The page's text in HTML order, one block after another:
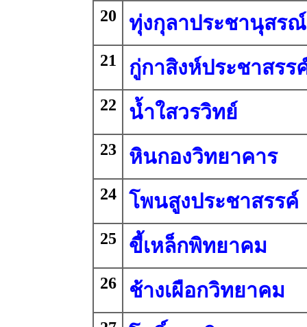
20 ทุ่งกุลาประชานุสรณ์
21 กู่กาสิงห์ประชาสรร
22 น้ำใสวรวิทย์
23 หินกองวิทยาคาร
24 โพนสูงประชาสรรค์
25 ขี้เหล็กพิทยาคม
26 ช้างเผือกวิทยาคม